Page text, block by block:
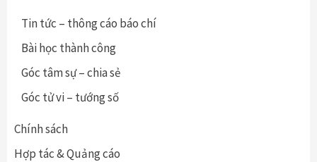
Tin tức – thông cáo báo chí
Bài học thành công
Góc tâm sự – chia sẻ
Góc tử vi – tướng số
Chính sách
Hợp tác & Quảng cáo